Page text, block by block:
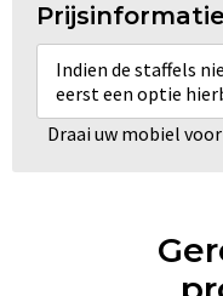
Prijsinformatie
Indien de staffels
eerst een optie
Draai uw mobiel